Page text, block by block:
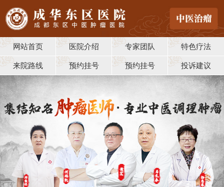
网站首页 医院介绍 专家团队 特色疗法
来院路线 预约挂号 预约挂号 投诉建议